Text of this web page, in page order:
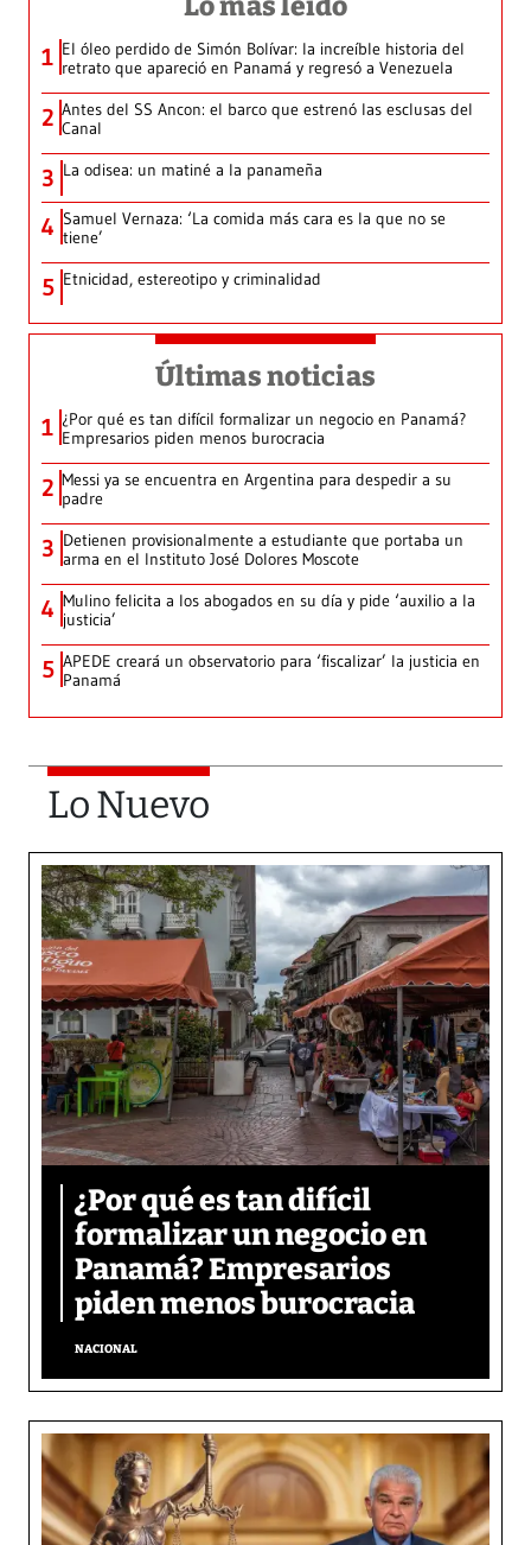
1 El óleo perdido de Simón Bolívar: la increíble historia del
retrato que apareció en Panamá y regresó a Venezuela
2 Antes del SS Ancon: el barco que estrenó las esclusas del
Canal
3 La odisea: un matiné a la panameña
4 Samuel Vernaza: ‘La comida más cara es la que no se
tiene’
5 Etnicidad, estereotipo y criminalidad
Últimas noticias
1 ¿Por qué es tan difícil formalizar un negocio en Panamá?
Empresarios piden menos burocracia
2 Messi ya se encuentra en Argentina para despedir a su
padre
3 Detienen provisionalmente a estudiante que portaba un
arma en el Instituto José Dolores Moscote
4 Mulino felicita a los abogados en su día y pide ‘auxilio a la
justicia’
5 APEDE creará un observatorio para ‘fiscalizar’ la justicia en
Panamá
Lo Nuevo
¿Por qué es tan difícil
formalizar un negocio en
Panamá? Empresarios
piden menos burocracia
NACIONAL